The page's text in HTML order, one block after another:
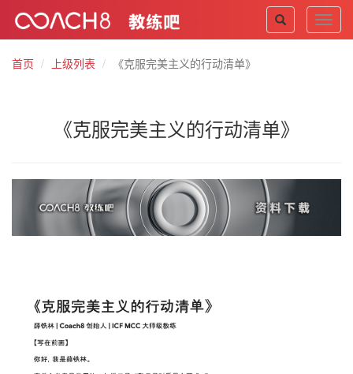
首页
上级列表 《克服完美主义的行动清单》
《克服完美主义的行动清单》